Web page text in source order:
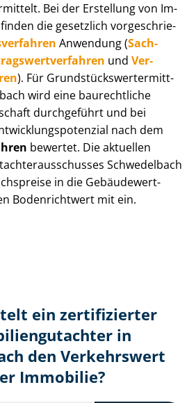
Bei der Erstellung von Im­
die gesetzlich vor­ge­schrie­
Anwendung (Sach­
und Ver­
). Für Grund­stücks­wert­ermitt­
wird eine baurechtliche
durchgeführt und bei
nach dem
bewertet. Die aktuellen
Schwedelbach
in die Ge­bäu­de­wert­
Bodenrichtwert mit ein.
ein zertifizierter
in
den Verkehrswert
Immobilie?